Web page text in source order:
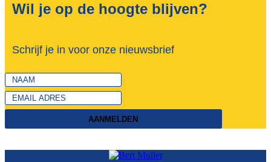
Wil je op de hoogte blijven?
Schrijf je in voor onze nieuwsbrief
AANMELDEN